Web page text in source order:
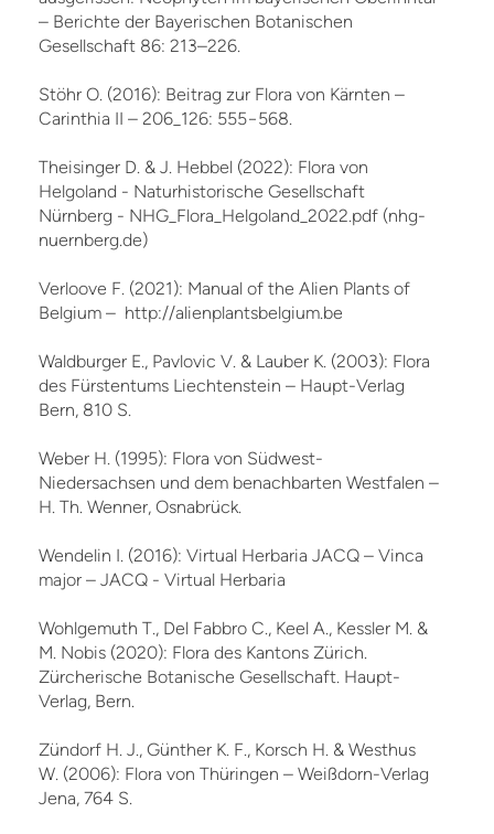
– Berichte der Bayerischen Botanischen
Gesellschaft 86: 213–226.
Stöhr O. (2016): Beitrag zur Flora von Kärnten –
Carinthia II – 206_126: 555−568.
Theisinger D. & J. Hebbel (2022): Flora von
Helgoland - Naturhistorische Gesellschaft
Nürnberg - NHG_Flora_Helgoland_2022.pdf (nhg-
nuernberg.de)
Verloove F. (2021): Manual of the Alien Plants of
Belgium – http://alienplantsbelgium.be
Waldburger E., Pavlovic V. & Lauber K. (2003): Flora
des Fürstentums Liechtenstein – Haupt-Verlag
Bern, 810 S.
Weber H. (1995): Flora von Südwest-
Niedersachsen und dem benachbarten Westfalen –
H. Th. Wenner, Osnabrück.
Wendelin I. (2016): Virtual Herbaria JACQ – Vinca
major – JACQ - Virtual Herbaria
Wohlgemuth T., Del Fabbro C., Keel A., Kessler M. &
M. Nobis (2020): Flora des Kantons Zürich.
Zürcherische Botanische Gesellschaft. Haupt-
Verlag, Bern.
Zündorf H. J., Günther K. F., Korsch H. & Westhus
W. (2006): Flora von Thüringen – Weißdorn-Verlag
Jena, 764 S.